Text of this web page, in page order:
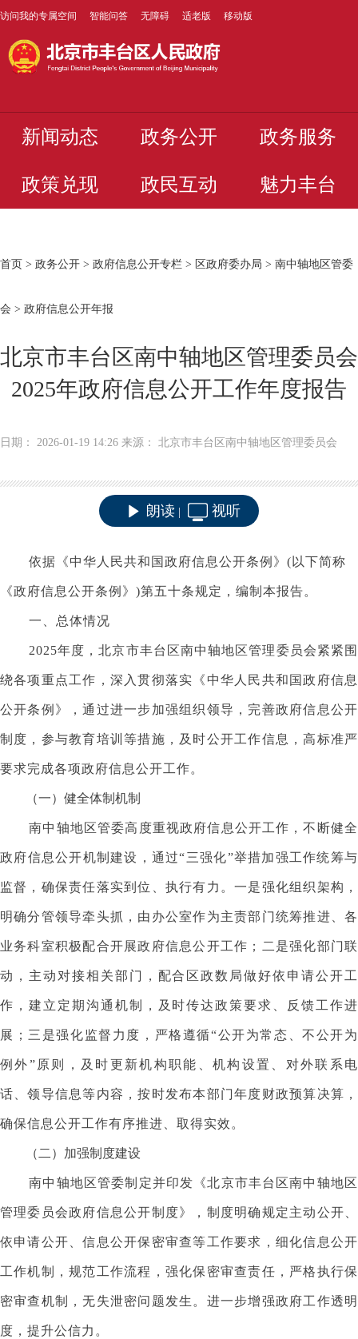
访问我的专属空间 智能问答 无障碍 适老版 移动版
新闻动态 政务公开 政务服务
政策兑现 政民互动 魅力丰台
首页 > 政务公开 > 政府信息公开专栏 > 区政府委办局 > 南中轴地区管委
会 > 政府信息公开年报
北京市丰台区南中轴地区管理委员会
2025年政府信息公开工作年度报告
日期： 2026-01-19 14:26 来源： 北京市丰台区南中轴地区管理委员会
朗读 视听
依据《中华人民共和国政府信息公开条例》(以下简称
《政府信息公开条例》)第五十条规定，编制本报告。
一、总体情况
2025年度，北京市丰台区南中轴地区管理委员会紧紧围
绕各项重点工作，深入贯彻落实《中华人民共和国政府信息
公开条例》，通过进一步加强组织领导，完善政府信息公开
制度，参与教育培训等措施，及时公开工作信息，高标准严
要求完成各项政府信息公开工作。
（一）健全体制机制
南中轴地区管委高度重视政府信息公开工作，不断健全
政府信息公开机制建设，通过“三强化”举措加强工作统筹与
监督，确保责任落实到位、执行有力。一是强化组织架构，
明确分管领导牵头抓，由办公室作为主责部门统筹推进、各
业务科室积极配合开展政府信息公开工作；二是强化部门联
动，主动对接相关部门，配合区政数局做好依申请公开工
作，建立定期沟通机制，及时传达政策要求、反馈工作进
展；三是强化监督力度，严格遵循“公开为常态、不公开为
例外”原则，及时更新机构职能、机构设置、对外联系电
话、领导信息等内容，按时发布本部门年度财政预算决算，
确保信息公开工作有序推进、取得实效。
（二）加强制度建设
南中轴地区管委制定并印发《北京市丰台区南中轴地区
管理委员会政府信息公开制度》，制度明确规定主动公开、
依申请公开、信息公开保密审查等工作要求，细化信息公开
工作机制，规范工作流程，强化保密审查责任，严格执行保
密审查机制，无失泄密问题发生。进一步增强政府工作透明
度，提升公信力。